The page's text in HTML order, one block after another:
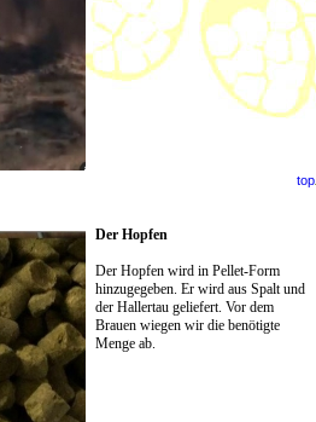
top
Der Hopfen
Der Hopfen wird in Pellet-Form
hinzugegeben. Er wird aus Spalt und
der Hallertau geliefert. Vor dem
Brauen wiegen wir die benötigte
Menge ab.